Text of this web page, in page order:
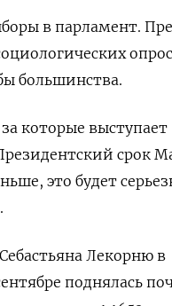
в парламент.
большинства.
которые выступает
срок
это будет
Лекорню в
поднялась